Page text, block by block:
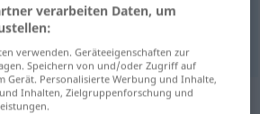
SL
für "kotzen"
verarbeiten Daten, um
verwenden. Geräteeigenschaften zur
Speichern von und/oder Zugriff auf
Gerät. Personalisierte Werbung und Inhalte,
Inhalten, Zielgruppenforschung und